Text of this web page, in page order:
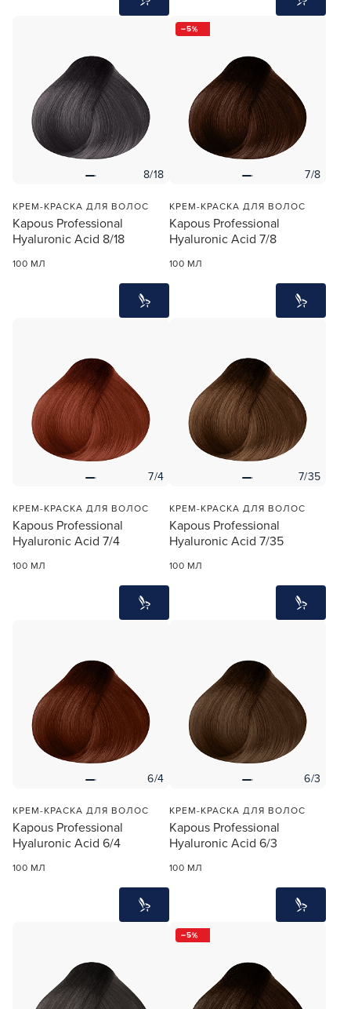
8/18
КРЕМ-КРАСКА ДЛЯ ВОЛОС
Kapous Professional
Hyaluronic Acid 8/18
100 МЛ
5
7/8
КРЕМ-КРАСКА ДЛЯ ВОЛОС
Kapous Professional
Hyaluronic Acid 7/8
100 МЛ
7/4
КРЕМ-КРАСКА ДЛЯ ВОЛОС
Kapous Professional
Hyaluronic Acid 7/4
100 МЛ
7/35
КРЕМ-КРАСКА ДЛЯ ВОЛОС
Kapous Professional
Hyaluronic Acid 7/35
100 МЛ
6/4
КРЕМ-КРАСКА ДЛЯ ВОЛОС
Kapous Professional
Hyaluronic Acid 6/4
100 МЛ
6/3
КРЕМ-КРАСКА ДЛЯ ВОЛОС
Kapous Professional
Hyaluronic Acid 6/3
100 МЛ
5